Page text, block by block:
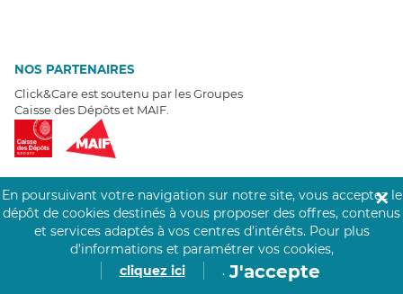
NOS PARTENAIRES
Click&Care est soutenu par les Groupes
Caisse des Dépôts et MAIF.
EXPERTS À VOTRE ÉCOUTE
Un besoin de recrutement ? Click&Care vous accompagne par
Être rappelé aujourd'hui
En poursuivant votre navigation sur notre site, vous acceptez le
dépôt de cookies destinés à vous proposer des offres, contenus
et services adaptés à vos centres d’intérêts. Pour plus
d’informations et paramétrer vos cookies,
cliquez ici
. J'accepte
✕